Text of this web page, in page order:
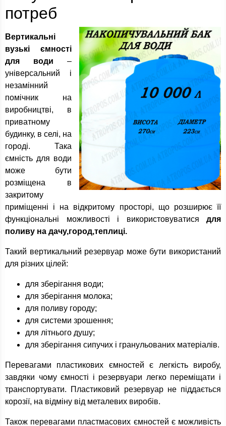
потреб
Вертикальні
вузькі ємності
для води –
універсальний і
незамінний
помічник на
виробництві, в
приватному
будинку, в селі, на
городі. Така
ємність для води
може бути
розміщена в
закритому
приміщенні і на відкритому просторі, що розширює її
функціональні можливості і використовуватися для
поливу на дачу,город,теплиці.
Такий вертикальний резервуар може бути використаний
для різних цілей:
для зберігання води;
для зберігання молока;
для поливу городу;
для системи зрошення;
для літнього душу;
для зберігання сипучих і гранульованих матеріалів.
Перевагами пластикових ємностей є легкість виробу,
завдяки чому ємності і резервуари легко переміщати і
транспортувати. Пластиковий резервуар не піддається
корозії, на відміну від металевих виробів.
Також перевагами пластмасових ємностей є можливість